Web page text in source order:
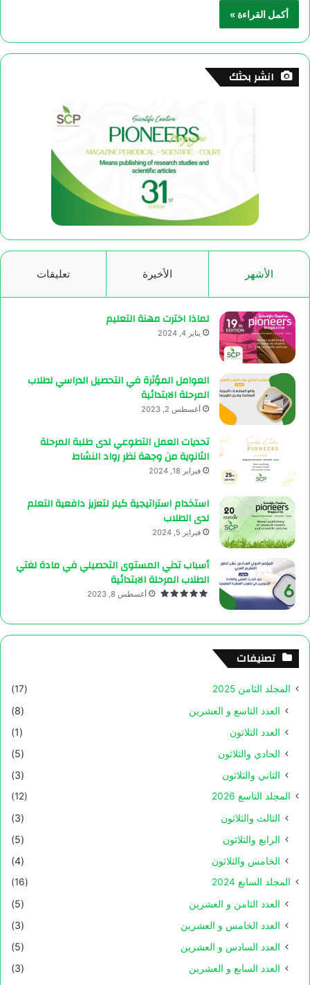
أكمل القراءة »
انشر بحثك
الأشهر الأخيرة تعليقات
لماذا اخترت مهنة التعليم
يناير 4, 2024
العوامل المؤثرة في التحصيل الدراسي لطلاب
المرحلة الابتدائية
أغسطس 2, 2023
تحديات العمل التطوعي لدى طلبة المرحلة
الثانوية من وجهة نظر رواد النشاط
فبراير 18, 2024
استخدام استراتيجية كيلر لتعزيز دافعية التعلم
لدى الطلاب
فبراير 5, 2024
أسباب تدني المستوى التحصيلي في مادة لغتي
الطلاب المرحلة الابتدائية
أغسطس 8, 2023
تصنيفات
المجلد الثامن 2025 (17)
العدد التاسع و العشرين
(8)
العدد الثلاثون
(1)
الحادي والثلاثون
(5)
الثاني والثلاثون
(3)
المجلد التاسع 2026 (12)
الثالث والثلاثون
(3)
الرابع والثلاثون
(5)
الخامس والثلاثون
(4)
المجلد السابع 2024 (16)
العدد الثامن و العشرين
(5)
العدد الخامس و العشرين
(3)
العدد السادس و العشرين
(5)
العدد السابع و العشرين
(3)